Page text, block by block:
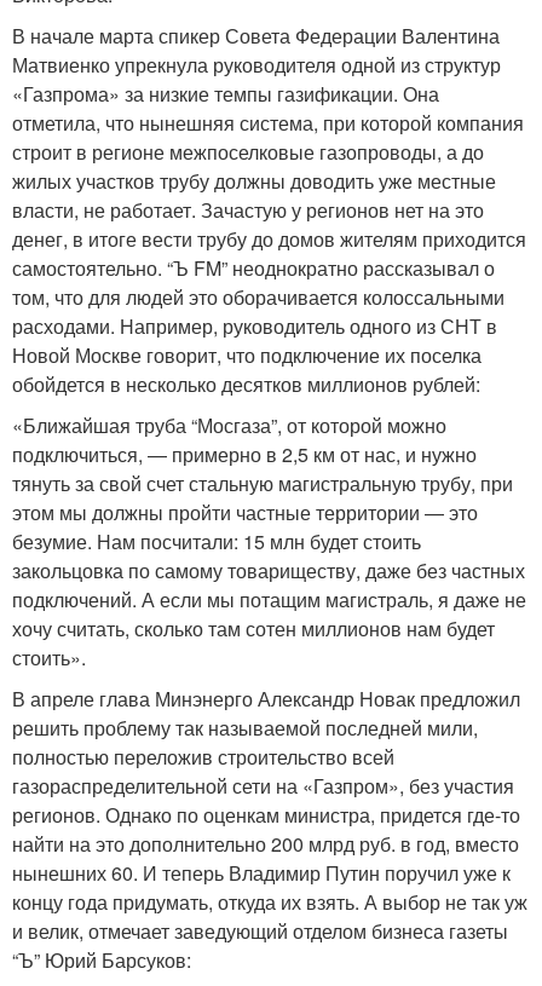
В начале марта спикер Совета Федерации Валентина
Матвиенко упрекнула руководителя одной из структур
«Газпрома» за низкие темпы газификации. Она
отметила, что нынешняя система, при которой компания
строит в регионе межпоселковые газопроводы, а до
жилых участков трубу должны доводить уже местные
власти, не работает. Зачастую у регионов нет на это
денег, в итоге вести трубу до домов жителям приходится
самостоятельно. “Ъ FM” неоднократно рассказывал о
том, что для людей это оборачивается колоссальными
расходами. Например, руководитель одного из СНТ в
Новой Москве говорит, что подключение их поселка
обойдется в несколько десятков миллионов рублей:
«Ближайшая труба “Мосгаза”, от которой можно
подключиться, — примерно в 2,5 км от нас, и нужно
тянуть за свой счет стальную магистральную трубу, при
этом мы должны пройти частные территории — это
безумие. Нам посчитали: 15 млн будет стоить
закольцовка по самому товариществу, даже без частных
подключений. А если мы потащим магистраль, я даже не
хочу считать, сколько там сотен миллионов нам будет
стоить».
В апреле глава Минэнерго Александр Новак предложил
решить проблему так называемой последней мили,
полностью переложив строительство всей
газораспределительной сети на «Газпром», без участия
регионов. Однако по оценкам министра, придется где-то
найти на это дополнительно 200 млрд руб. в год, вместо
нынешних 60. И теперь Владимир Путин поручил уже к
концу года придумать, откуда их взять. А выбор не так уж
и велик, отмечает заведующий отделом бизнеса газеты
“Ъ” Юрий Барсуков: